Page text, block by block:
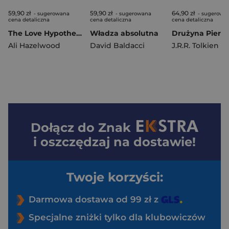
59,90 zł - sugerowana
cena detaliczna
The Love Hypothesis (barwione brzegi)
Ali Hazelwood
59,90 zł - sugerowana
cena detaliczna
Władza absolutna
David Baldacci
64,90 zł -
cena detaliczna
J.R.R. Tolkien
Dołącz do Znak
i oszczędzaj na dostawie!
Twoje korzyści:
Darmowa dostawa od 99 zł z
Specjalne zniżki tylko dla klubowiczów